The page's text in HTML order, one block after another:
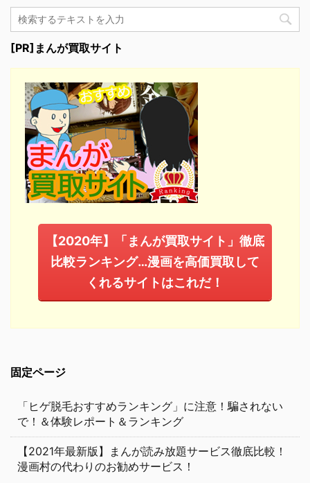
[PR]まんが買取サイト
【2020年】「まんが買取サイト」徹底
比較ランキング…漫画を高価買取して
くれるサイトはこれだ！
固定ページ
「ヒゲ脱毛おすすめランキング」に注意！騙されない
で！＆体験レポート＆ランキング
【2021年最新版】まんが読み放題サービス徹底比較！
漫画村の代わりのお勧めサービス！